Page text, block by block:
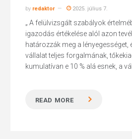
by redaktor 2025. július 7.
„ A felülvizsgált szabályok
igazodás értékelése alól azon
határozzák meg a lényegességet,
vállalat teljes forgalmának,
kumulatívan e 10 % alá esnek, a
READ MORE